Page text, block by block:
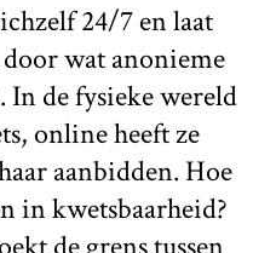
24/7 en laat
wat anonieme
In de fysieke wereld
online heeft ze
aanbidden. Hoe
in kwetsbaarheid?